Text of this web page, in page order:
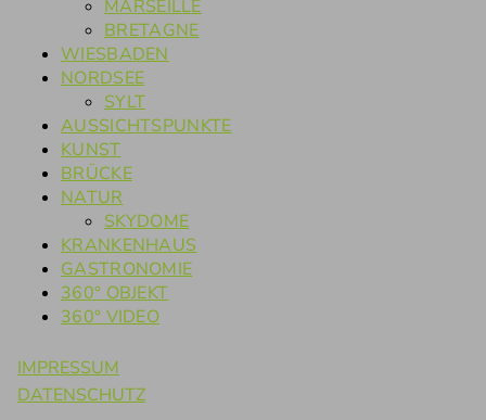
MARSEILLE
BRETAGNE
WIESBADEN
NORDSEE
SYLT
AUSSICHTSPUNKTE
KUNST
BRÜCKE
NATUR
SKYDOME
KRANKENHAUS
GASTRONOMIE
360° OBJEKT
360° VIDEO
IMPRESSUM
DATENSCHUTZ